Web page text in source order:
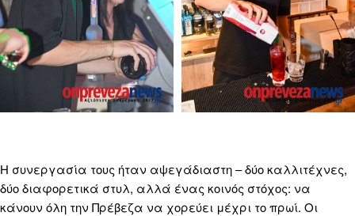
Η συνεργασία τους ήταν αψεγάδιαστη – δύο καλλιτέχνες,
δύο διαφορετικά στυλ, αλλά ένας κοινός στόχος: να
κάνουν όλη την Πρέβεζα να χορεύει μέχρι το πρωί. Οι